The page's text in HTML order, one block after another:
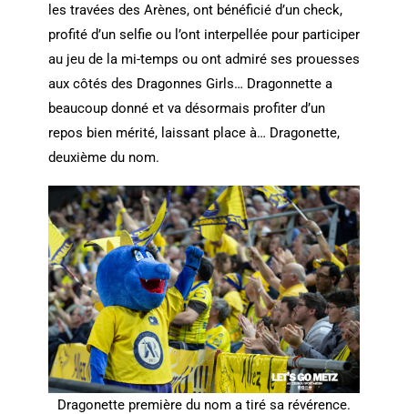
les travées des Arènes, ont bénéficié d’un check,
profité d’un selfie ou l’ont interpellée pour participer
au jeu de la mi-temps ou ont admiré ses prouesses
aux côtés des Dragonnes Girls… Dragonnette a
beaucoup donné et va désormais profiter d’un
repos bien mérité, laissant place à… Dragonette,
deuxième du nom.
Dragonette première du nom a tiré sa révérence.